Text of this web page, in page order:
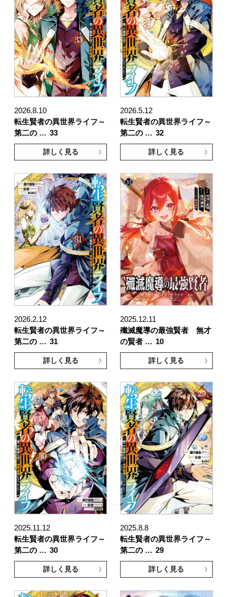
2026.8.10
転生賢者の異世界ライフ～
第二の … 33
詳しく見る
2026.5.12
転生賢者の異世界ライフ～
第二の … 32
詳しく見る
2026.2.12
転生賢者の異世界ライフ～
第二の … 31
詳しく見る
2025.12.11
殲滅魔導の最強賢者 無才
の賢者 … 10
詳しく見る
2025.11.12
転生賢者の異世界ライフ～
第二の … 30
詳しく見る
2025.8.8
転生賢者の異世界ライフ～
第二の … 29
詳しく見る